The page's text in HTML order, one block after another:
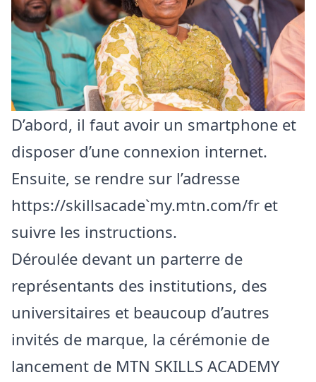
D’abord, il faut avoir un smartphone et
disposer d’une connexion internet.
Ensuite, se rendre sur l’adresse
https://skillsacade`my.mtn.com/fr et
suivre les instructions.
Déroulée devant un parterre de
représentants des institutions, des
universitaires et beaucoup d’autres
invités de marque, la cérémonie de
lancement de MTN SKILLS ACADEMY